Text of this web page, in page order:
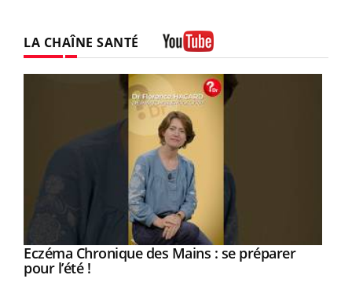
LA CHAÎNE SANTÉ
Youtube
Eczéma Chronique des Mains : se préparer
pour l’été !Youtube
Youtube
Diabète & Ramadan 2026Youtube
Le Ramadan approche, et, pour de nombreuses